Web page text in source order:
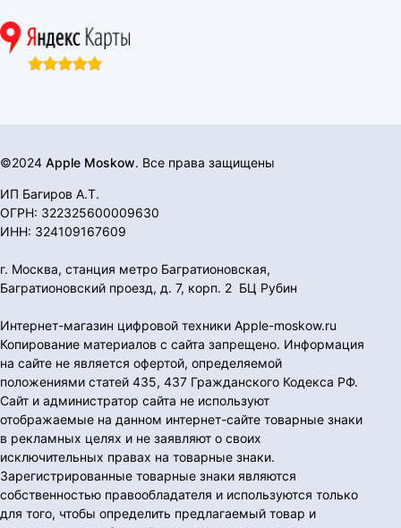
©2024 Apple Moskow. Все права защищены
ИП Багиров А.Т.
ОГРН: 322325600009630
ИНН: 324109167609
г. Москва, станция метро Багратионовская,
Багратионовский проезд, д. 7, корп. 2 БЦ Рубин
Интернет-магазин цифровой техники Apple-moskow.ru
Копирование материалов с сайта запрещено. Информация
на сайте не является офертой, определяемой
положениями статей 435, 437 Гражданского Кодекса РФ.
Сайт и администратор сайта не используют
отображаемые на данном интернет-сайте товарные знаки
в рекламных целях и не заявляют о своих
исключительных правах на товарные знаки.
Зарегистрированные товарные знаки являются
собственностью правообладателя и используются только
для того, чтобы определить предлагаемый товар и